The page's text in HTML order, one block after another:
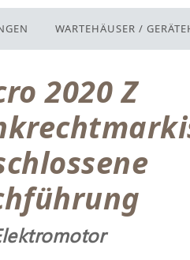
WARTEHÄUSER /
2020 Z